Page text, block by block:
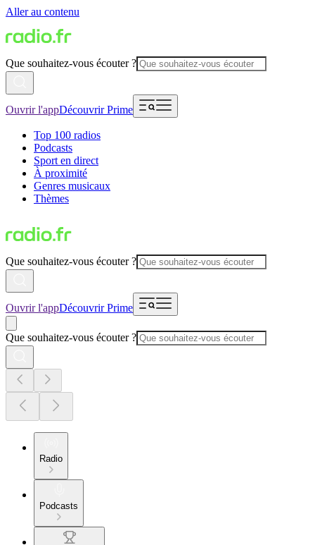
Aller au contenu
Que souhaitez-vous écouter ?
Ouvrir l'appDécouvrir Prime
Top 100 radios
Podcasts
Sport en direct
À proximité
Genres musicaux
Thèmes
Que souhaitez-vous écouter ?
Ouvrir l'appDécouvrir Prime
Que souhaitez-vous écouter ?
Radio
Podcasts